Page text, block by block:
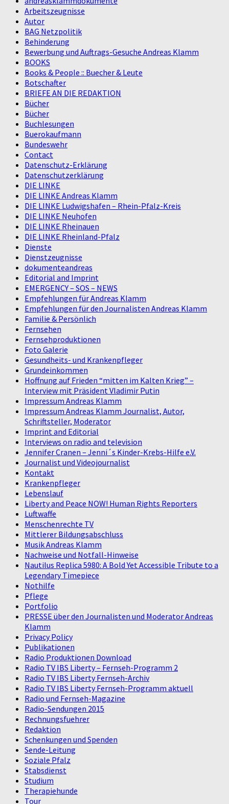
Arbeitszeugnisse
Autor
BAG Netzpolitik
Behinderung
Bewerbung und Auftrags-Gesuche Andreas Klamm
BOOKS
Books & People :: Buecher & Leute
Botschafter
BRIEFE AN DIE REDAKTION
Bücher
Bücher
Buchlesungen
Buerokaufmann
Bundeswehr
Contact
Datenschutz-Erklärung
Datenschutzerklärung
DIE LINKE
DIE LINKE Andreas Klamm
DIE LINKE Ludwigshafen – Rhein-Pfalz-Kreis
DIE LINKE Neuhofen
DIE LINKE Rheinauen
DIE LINKE Rheinland-Pfalz
Dienste
Dienstzeugnisse
dokumenteandreas
Editorial and Imprint
EMERGENCY – SOS – NEWS
Empfehlungen für Andreas Klamm
Empfehlungen für den Journalisten Andreas Klamm
Familie & Persönlich
Fernsehen
Fernsehproduktionen
Foto Galerie
Gesundheits- und Krankenpfleger
Grundeinkommen
Hoffnung auf Frieden “mitten im Kalten Krieg” –
Interview mit Präsident Vladimir Putin
Impressum Andreas Klamm
Impressum Andreas Klamm Journalist, Autor,
Schriftsteller, Moderator
Imprint and Editorial
Interviews on radio and television
Jennifer Cranen – Jenni´s Kinder-Krebs-Hilfe e.V.
Journalist und Videojournalist
Kontakt
Krankenpfleger
Lebenslauf
Liberty and Peace NOW! Human Rights Reporters
Luftwaffe
Menschenrechte TV
Mittlerer Bildungsabschluss
Musik Andreas Klamm
Nachweise und Notfall-Hinweise
Nautilus Replica 5980: A Bold Yet Accessible Tribute to a
Legendary Timepiece
Nothilfe
Pflege
Portfolio
PRESSE über den Journalisten und Moderator Andreas
Klamm
Privacy Policy
Publikationen
Radio Produktionen Download
Radio TV IBS Liberty – Fernseh-Programm 2
Radio TV IBS Liberty Fernseh-Archiv
Radio TV IBS Liberty Fernseh-Programm aktuell
Radio und Fernseh-Magazine
Radio-Sendungen 2015
Rechnungsfuehrer
Redaktion
Schenkungen und Spenden
Sende-Leitung
Soziale Pfalz
Stabsdienst
Studium
Therapiehunde
Tour